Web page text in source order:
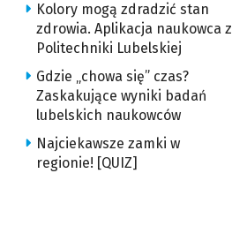
Kolory mogą zdradzić stan
zdrowia. Aplikacja naukowca z
Politechniki Lubelskiej
Gdzie „chowa się” czas?
Zaskakujące wyniki badań
lubelskich naukowców
Najciekawsze zamki w
regionie! [QUIZ]